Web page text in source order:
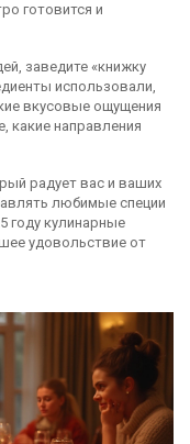
готовится и
заведите «книжку
использовали,
вкусовые ощущения
какие направления
радует вас и ваших
любимые специи
году кулинарные
удовольствие от